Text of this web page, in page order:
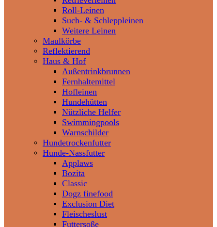
Roll-Leinen
Such- & Schleppleinen
Weitere Leinen
Maulkörbe
Reflektierend
Haus & Hof
Außentrinkbrunnen
Fernhaltemittel
Hofleinen
Hundehütten
Nützliche Helfer
Swimmingpools
Warnschilder
Hundetrockenfutter
Hunde-Nassfutter
Applaws
Bozita
Classic
Dogz finefood
Exclusion Diet
Fleischeslust
Futtersoße